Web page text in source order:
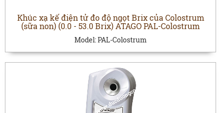
Khúc xạ kế điện tử đo độ ngọt Brix của Colostrum
(sữa non) (0.0 - 53.0 Brix) ATAGO PAL-Colostrum
Model:PAL-Colostrum